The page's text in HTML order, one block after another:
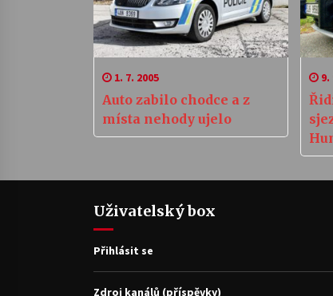
1. 7. 2005
Auto zabilo chodce a z
místa nehody ujelo
9.
Uživatelský box
Přihlásit se
Zdroj kanálů (příspěvky)